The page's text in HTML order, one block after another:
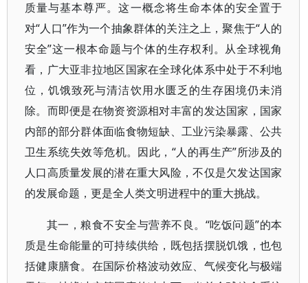
质量与基本尊严。这一概念将生命本体的安全置于
对“人口”作为一个抽象群体的关注之上，聚焦于“人的
安全”这一根本命题与个体的生存权利。从全球视角
看，广大亚非拉地区国家在全球化体系中处于不利地
位，饥饿致死与清洁饮用水匮乏的生存困境仍未消
除。而即便是在物资资源相对丰富的发达国家，国家
内部的部分群体面临食物短缺、工业污染暴露、公共
卫生系统失效等危机。因此，“人的再生产”所涉及的
人口高质量发展的潜在重大风险，不仅是欠发达国家
的发展命题，更是全人类文明进程中的重大挑战。
其一，粮食不安全与营养不良。“吃饭问题”的本
质是生命能量的可持续供给，既包括摆脱饥饿，也包
括健康膳食。在国际价格波动效应、气候变化与极端